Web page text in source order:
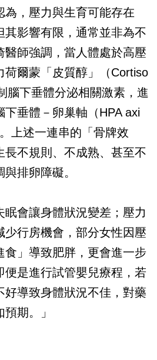
為，壓力與生育可能存在
其影響有限，通常並非為不
醫師強調，當人體處於高壓
荷爾蒙「皮質醇」（Cortiso
腦下垂體分泌相關激素，進
垂體－卵巢軸（HPA axi
上述一連串的「骨牌效
長不規則、不成熟、甚至不
排卵障礙。
眠會讓身體狀況變差；壓力
少行房機會，部分女性因壓
食」導致肥胖，更會進一步
便是進行試管嬰兒療程，若
好導致身體狀況不佳，對藥
期。」